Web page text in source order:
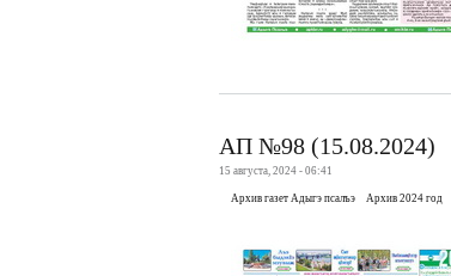
АП №98 (15.08.2024)
15 августа, 2024 - 06:41
Архив газет Адыгэ псалъэ Архив 2024 год